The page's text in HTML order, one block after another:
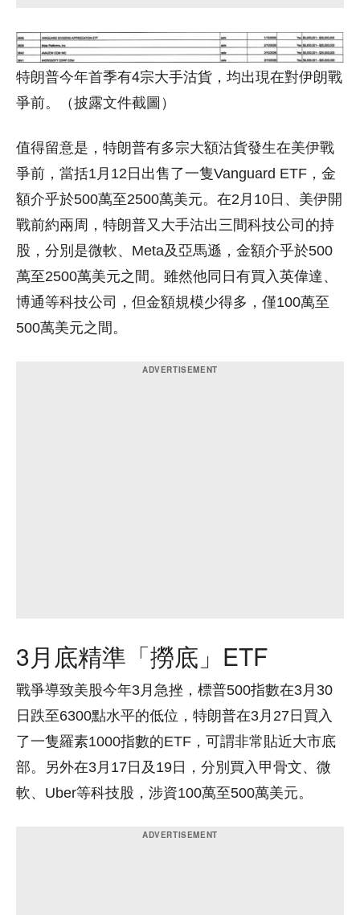
特朗普今年首季有4宗大手沽貨，均出現在對伊朗戰
爭前。（披露文件截圖）
值得留意是，特朗普有多宗大額沽貨發生在美伊戰
爭前，當括1月12日出售了一隻Vanguard ETF，金
額介乎於500萬至2500萬美元。在2月10日、美伊開
戰前約兩周，特朗普又大手沽出三間科技公司的持
股，分別是微軟、Meta及亞馬遜，金額介乎於500
萬至2500萬美元之間。雖然他同日有買入英偉達、
博通等科技公司，但金額規模少得多，僅100萬至
500萬美元之間。
3月底精準「撈底」ETF
戰爭導致美股今年3月急挫，標普500指數在3月30
日跌至6300點水平的低位，特朗普在3月27日買入
了一隻羅素1000指數的ETF，可謂非常貼近大市底
部。另外在3月17日及19日，分別買入甲骨文、微
軟、Uber等科技股，涉資100萬至500萬美元。